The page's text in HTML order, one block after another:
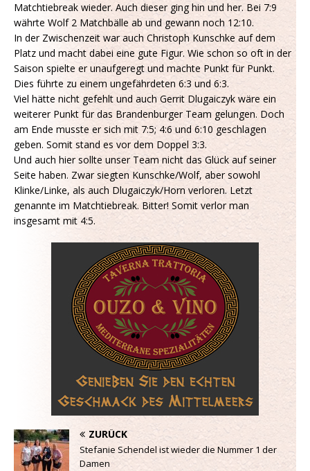
Matchtiebreak wieder. Auch dieser ging hin und her. Bei 7:9
währte Wolf 2 Matchbälle ab und gewann noch 12:10.
In der Zwischenzeit war auch Christoph Kunschke auf dem
Platz und macht dabei eine gute Figur. Wie schon so oft in der
Saison spielte er unaufgeregt und machte Punkt für Punkt.
Dies führte zu einem ungefährdeten 6:3 und 6:3.
Viel hätte nicht gefehlt und auch Gerrit Dlugaiczyk wäre ein
weiterer Punkt für das Brandenburger Team gelungen. Doch
am Ende musste er sich mit 7:5; 4:6 und 6:10 geschlagen
geben. Somit stand es vor dem Doppel 3:3.
Und auch hier sollte unser Team nicht das Glück auf seiner
Seite haben. Zwar siegten Kunschke/Wolf, aber sowohl
Klinke/Linke, als auch Dlugaiczyk/Horn verloren. Letzt
genannte im Matchtiebreak. Bitter! Somit verlor man
insgesamt mit 4:5.
ZURÜCK
Stefanie Schendel ist wieder die Nummer 1 der
Damen